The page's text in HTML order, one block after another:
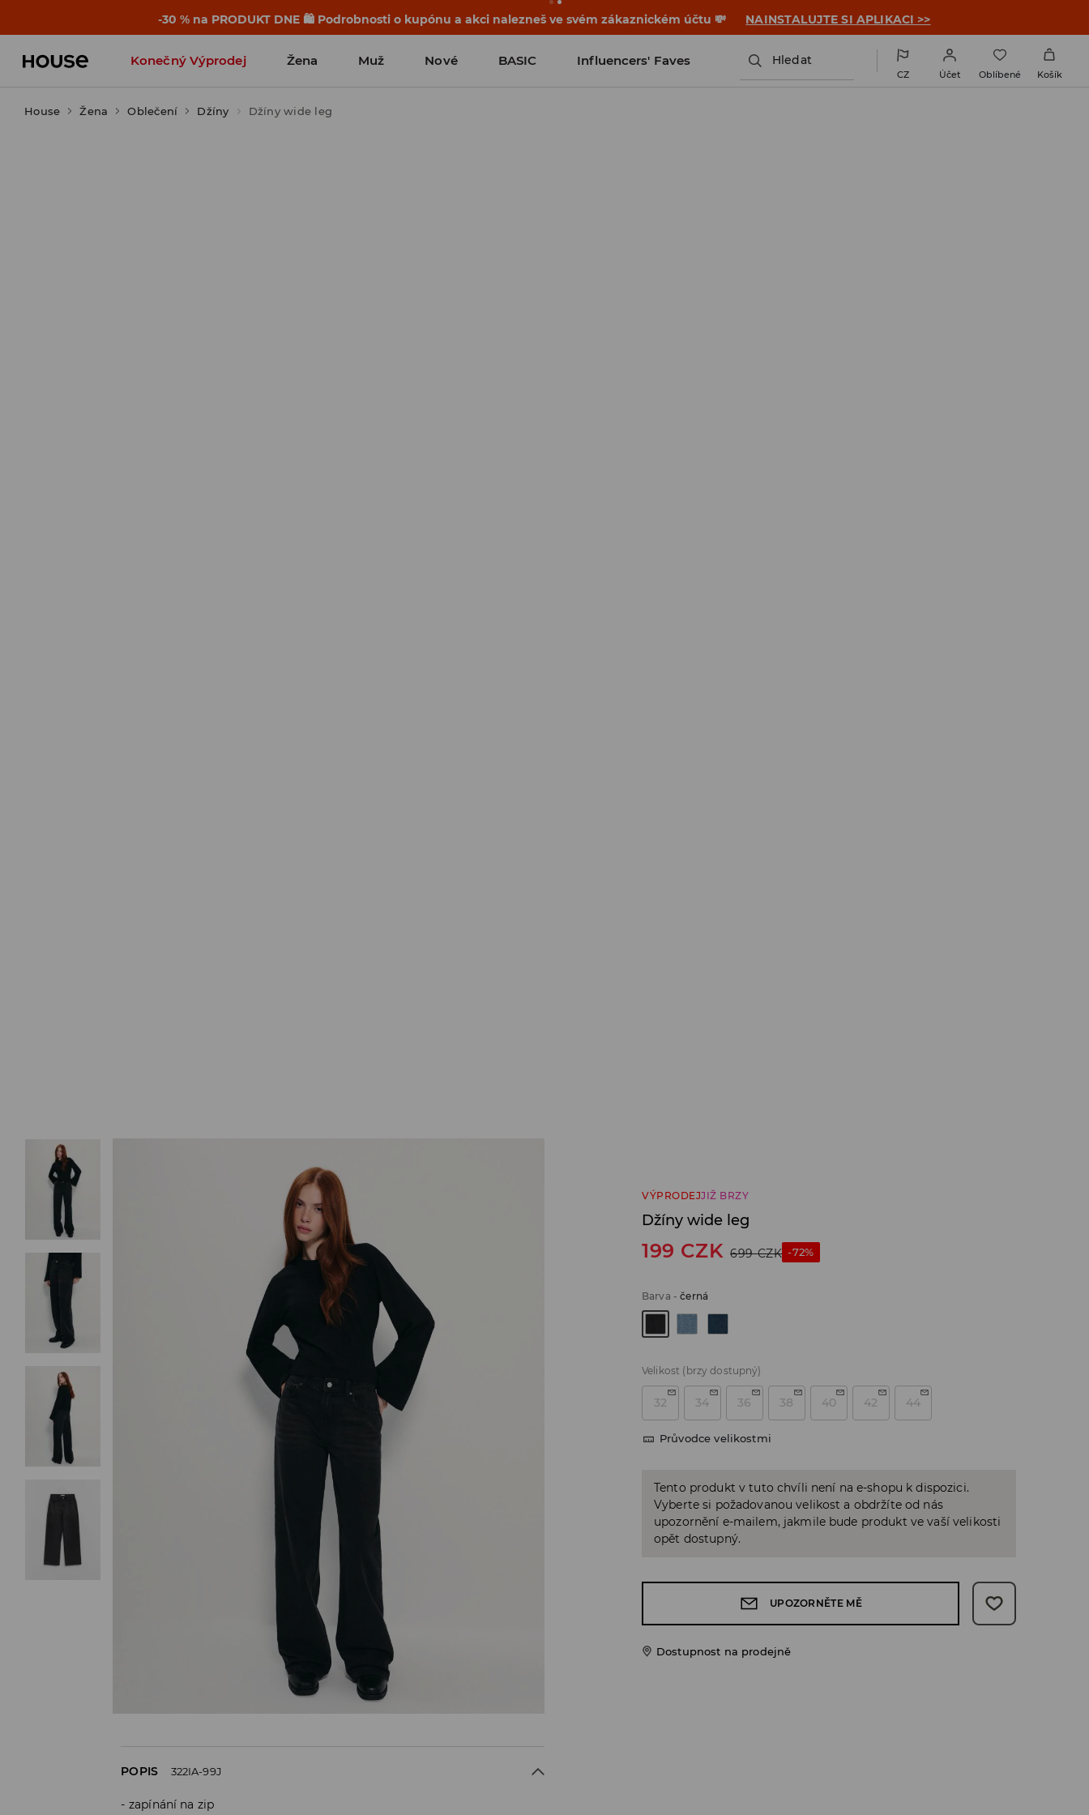
-30 % na PRODUKT DNE 🛍️ Podrobnosti o kupónu a akci nalezneš ve svém zákaznickém účtu 💸 NAINSTALUJTE SI APLIKACI >>
Konečný Výprodej Žena Muž Nové BASIC Influencers' Faves Hledat
CZ Účet Oblíbené Košík
House Žena Oblečení Džíny Džíny wide leg
VÝPRODEJJIŽ BRZY
Džíny wide leg
199 CZK 699 CZK -72%
Barva -černá
Velikost (brzy dostupný)
32 34 36 38 40 42 44
Průvodce velikostmi
Tento produkt v tuto chvíli není na e-shopu k dispozici.
Vyberte si požadovanou velikost a obdržíte od nás
upozornění e-mailem, jakmile bude produkt ve vaší velikosti
opět dostupný.
UPOZORNĚTE MĚ
Dostupnost na prodejně
POPIS 322IA-99J
zapínání na zip